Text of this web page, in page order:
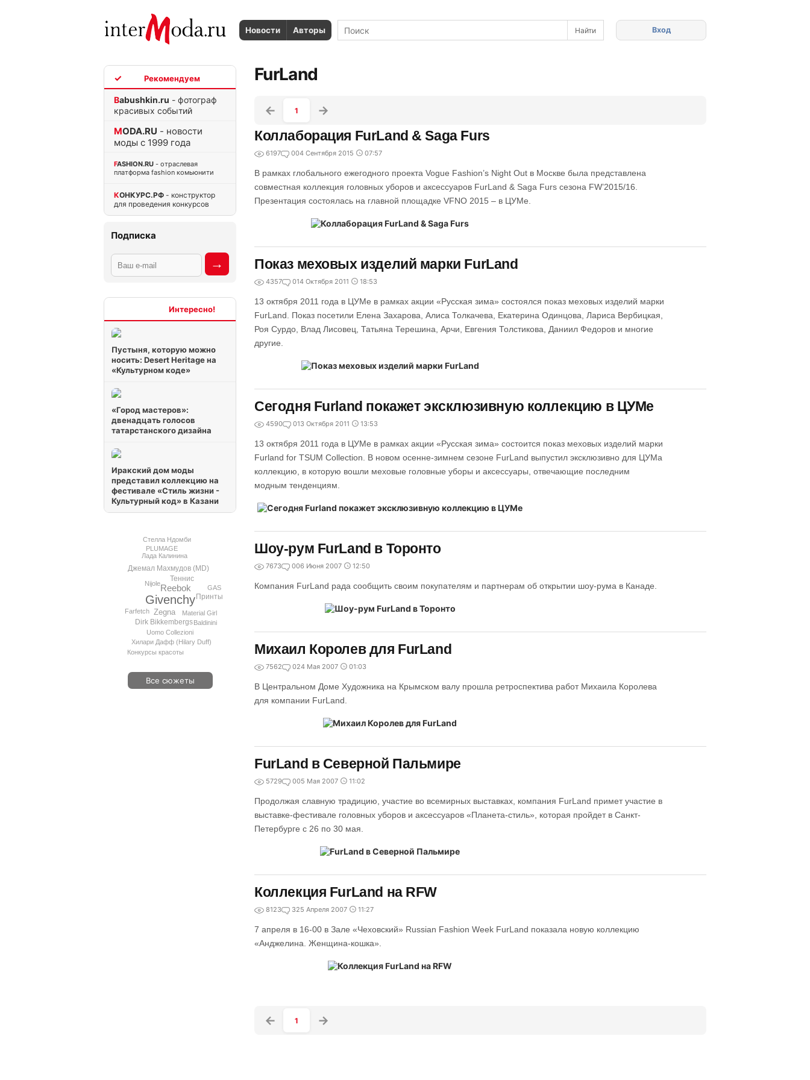
Новости Авторы Вход
Babushkin.ru - фотограф
красивых событий
MODA.RU - новости
моды с 1999 года
FASHION.RU - отраслевая
платформа fashion комьюнити
КОНКУРС.РФ - конструктор
для проведения конкурсов
Подписка
Пустыня, которую можно
носить: Desert Heritage на
«Культурном коде»
«Город мастеров»:
двенадцать голосов
татарстанского дизайна
Иракский дом моды
представил коллекцию на
фестивале «Стиль жизни -
Культурный код» в Казани
Givenchy
Reebok
Zegna
Теннис
Джемал Махмудов (MD)
Dirk Bikkembergs
Принты
Uomo Collezioni
Хилари Дафф (Hilary Duff)
Farfetch Material Girl
Лада Калинина
Nijole
Baldinini
GAS
PLUMAGE
Конкурсы красоты
Стелла Ндомби
Все сюжеты
FurLand
1
Коллаборация FurLand & Saga Furs
6197 004 Сентября 2015 07:57
В рамках глобального ежегодного проекта Vogue Fashion’s Night Out в Москве была представлена
совместная коллекция головных уборов и аксессуаров FurLand & Saga Furs сезона FW’2015/16.
Презентация состоялась на главной площадке VFNO 2015 – в ЦУМе.
Показ меховых изделий марки FurLand
4357 014 Октября 2011 18:53
13 октября 2011 года в ЦУМе в рамках акции «Русская зима» состоялся показ меховых изделий марки
FurLand. Показ посетили Елена Захарова, Алиса Толкачева, Екатерина Одинцова, Лариса Вербицкая,
Роя Сурдо, Влад Лисовец, Татьяна Терешина, Арчи, Евгения Толстикова, Даниил Федоров и многие
другие.
Сегодня Furland покажет эксклюзивную коллекцию в ЦУМе
4590 013 Октября 2011 13:53
13 октября 2011 года в ЦУМе в рамках акции «Русская зима» состоится показ меховых изделий марки
Furland for TSUM Collection. В новом осенне-зимнем сезоне FurLand выпустил эксклюзивно для ЦУМа
коллекцию, в которую вошли меховые головные уборы и аксессуары, отвечающие последним
модным тенденциям.
Шоу-рум FurLand в Торонто
7673 006 Июня 2007 12:50
Компания FurLand рада сообщить своим покупателям и партнерам об открытии шоу-рума в Канаде.
Михаил Королев для FurLand
7562 024 Мая 2007 01:03
В Центральном Доме Художника на Крымском валу прошла ретроспектива работ Михаила Королева
для компании FurLand.
FurLand в Северной Пальмире
5729 005 Мая 2007 11:02
Продолжая славную традицию, участие во всемирных выставках, компания FurLand примет участие в
выставке-фестивале головных уборов и аксессуаров «Планета-стиль», которая пройдет в Санкт-
Петербурге с 26 по 30 мая.
Коллекция FurLand на RFW
8123 325 Апреля 2007 11:27
7 апреля в 16-00 в Зале «Чеховский» Russian Fashion Week FurLand показала новую коллекцию
«Анджелина. Женщина-кошка».
1